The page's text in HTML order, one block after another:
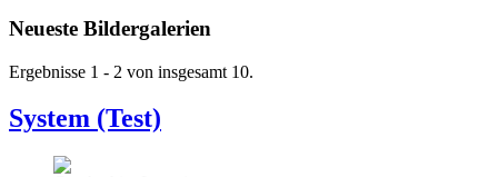
Neueste Bildergalerien
Ergebnisse 1 - 2 von insgesamt 10.
System (Test)